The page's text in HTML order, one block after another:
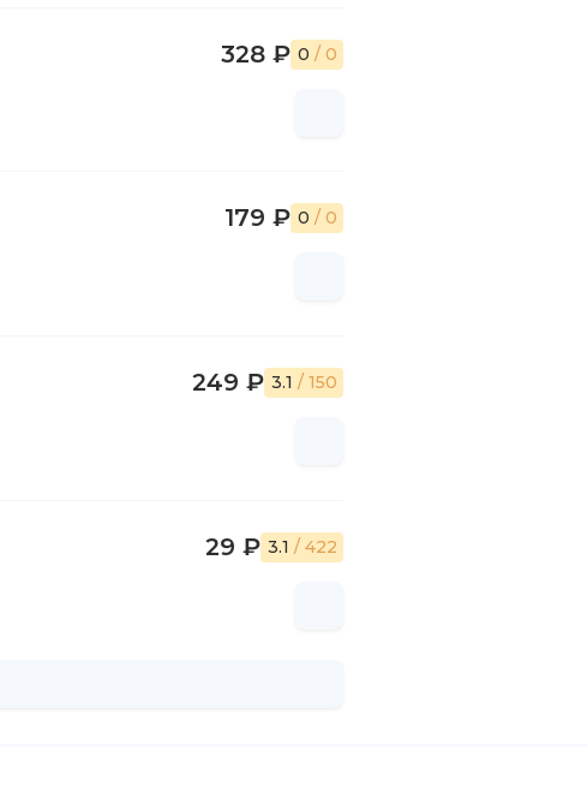
328 ₽ 0 / 0
179 ₽ 0 / 0
249 ₽ 3.1 / 150
29 ₽ 3.1 / 422